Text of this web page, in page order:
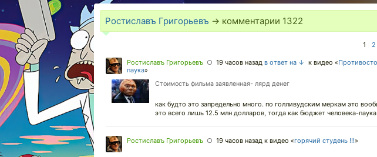
Ростиславъ Григорьевъ → комментарии 1322
1 2
Ростиславъ Григорьевъ ○ 19 часов назад в ответ на ↓ к видео «
паука»
Стоимость фильма заявленная- лярд денег
как будто это запредельно много. по голливудским меркам это
это всего лишь 12.5 млн долларов, тогда как бюджет человека-
Ростиславъ Григорьевъ ○ 19 часов назад к видео «горячий студень !!!»